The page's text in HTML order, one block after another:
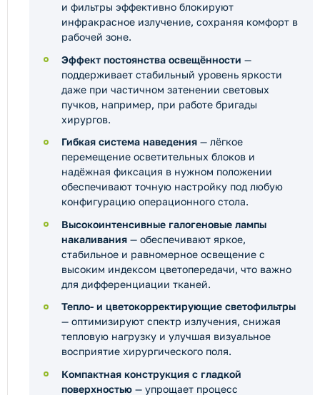
и фильтры эффективно блокируют
инфракрасное излучение, сохраняя комфорт в
рабочей зоне.
Эффект постоянства освещённости —
поддерживает стабильный уровень яркости
даже при частичном затенении световых
пучков, например, при работе бригады
хирургов.
Гибкая система наведения — лёгкое
перемещение осветительных блоков и
надёжная фиксация в нужном положении
обеспечивают точную настройку под любую
конфигурацию операционного стола.
Высокоинтенсивные галогеновые лампы
накаливания — обеспечивают яркое,
стабильное и равномерное освещение с
высоким индексом цветопередачи, что важно
для дифференциации тканей.
Тепло- и цветокорректирующие светофильтры
— оптимизируют спектр излучения, снижая
тепловую нагрузку и улучшая визуальное
восприятие хирургического поля.
Компактная конструкция с гладкой
поверхностью — упрощает процесс